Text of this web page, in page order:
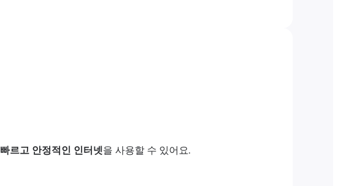
빠르고 안정적인 인터넷을 사용할 수 있어요.